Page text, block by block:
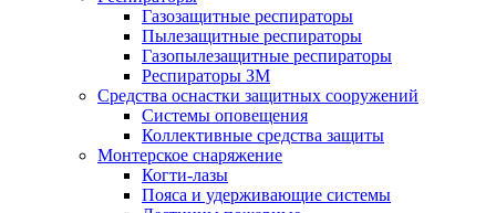
Газозащитные респираторы
Пылезащитные респираторы
Газопылезащитные респираторы
Респираторы ЗМ
Средства оснастки защитных сооружений
Системы оповещения
Коллективные средства защиты
Монтерское снаряжение
Когти-лазы
Пояса и удерживающие системы